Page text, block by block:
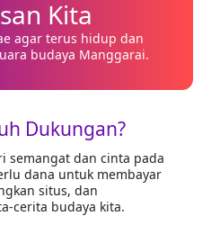
Kita
agar terus hidup dan
budaya Manggarai.
Dukungan?
semangat dan cinta pada
dana untuk membayar
situs, dan
cerita budaya kita.